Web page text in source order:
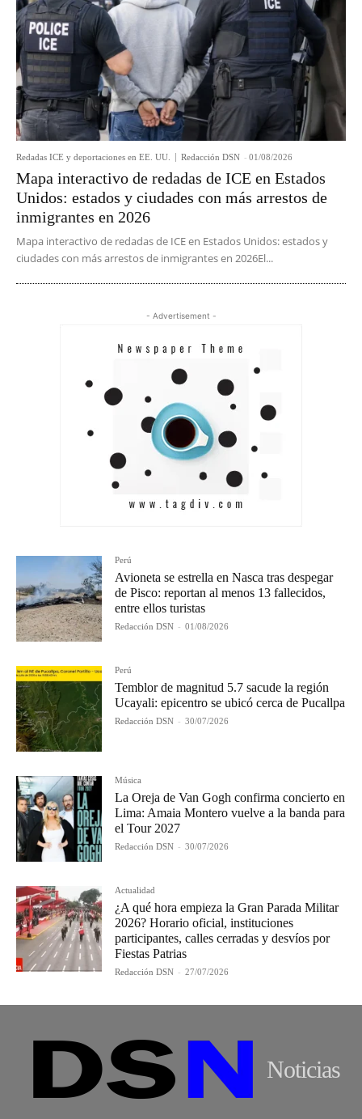
Redadas ICE y deportaciones en EE. UU. Redacción DSN - 01/08/2026
Mapa interactivo de redadas de ICE en Estados
Unidos: estados y ciudades con más arrestos de
inmigrantes en 2026
Mapa interactivo de redadas de ICE en Estados Unidos: estados y
ciudades con más arrestos de inmigrantes en 2026El...
- Advertisement -
Perú
Avioneta se estrella en Nasca tras despegar
de Pisco: reportan al menos 13 fallecidos,
entre ellos turistas
Redacción DSN - 01/08/2026
Perú
Temblor de magnitud 5.7 sacude la región
Ucayali: epicentro se ubicó cerca de Pucallpa
Redacción DSN - 30/07/2026
Música
La Oreja de Van Gogh confirma concierto en
Lima: Amaia Montero vuelve a la banda para
el Tour 2027
Redacción DSN - 30/07/2026
Actualidad
¿A qué hora empieza la Gran Parada Militar
2026? Horario oficial, instituciones
participantes, calles cerradas y desvíos por
Fiestas Patrias
Redacción DSN - 27/07/2026
Noticias